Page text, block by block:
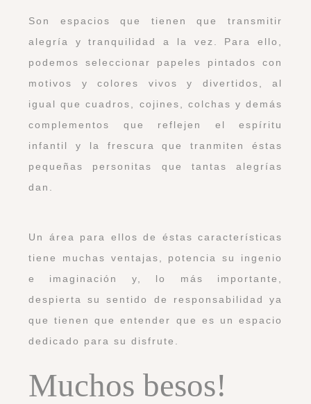
Son espacios que tienen que transmitir
alegría y tranquilidad a la vez. Para ello,
podemos seleccionar papeles pintados con
motivos y colores vivos y divertidos, al
igual que cuadros, cojines, colchas y demás
complementos que reflejen el espíritu
infantil y la frescura que tranmiten éstas
pequeñas personitas que tantas alegrías
dan.
Un área para ellos de éstas características
tiene muchas ventajas, potencia su ingenio
e imaginación y, lo más importante,
despierta su sentido de responsabilidad ya
que tienen que entender que es un espacio
dedicado para su disfrute.
Muchos besos!